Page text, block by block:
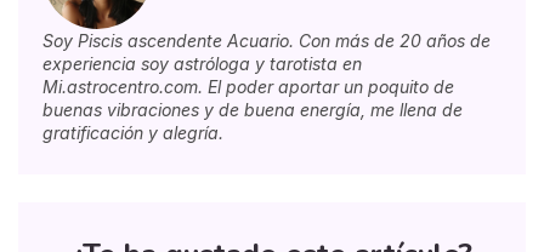
Soy Piscis ascendente Acuario. Con más de 20 años de
experiencia soy astróloga y tarotista en
Mi.astrocentro.com. El poder aportar un poquito de
buenas vibraciones y de buena energía, me llena de
gratificación y alegría.